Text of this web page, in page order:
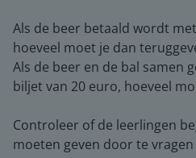
Als de beer betaald wordt
hoeveel moet je dan
Als de beer en de bal samen
biljet van 20 euro, hoeveel
Controleer of de leerlingen
moeten geven door te